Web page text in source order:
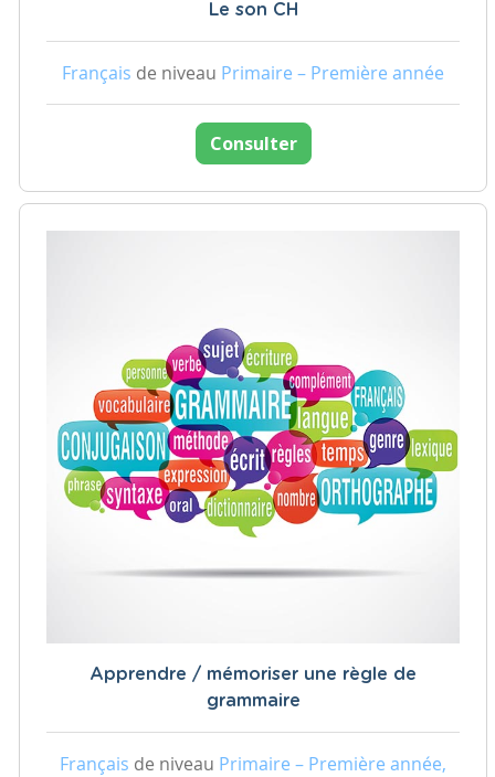
Le son CH
Français de niveau Primaire – Première année
Consulter
Apprendre / mémoriser une règle de
grammaire
Français de niveau Primaire – Première année,